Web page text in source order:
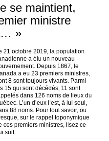
se maintient,
ministre
»
21 octobre 2019, la population
a élu un nouveau
Depuis 1867, le
a eu 23 premiers ministres,
8 sont toujours vivants. Parmi
15 qui sont décédés, 11 sont
dans 126 noms de lieux du
L’un d’eux l’est, à lui seul,
88 noms. Pour tout savoir, ou
sur le rappel toponymique
ces premiers ministres, lisez ce
suit.